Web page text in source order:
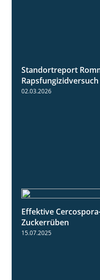
Standortreport
Rapsfungizidversuch
02.03.2026
Effektive
Zuckerrüben
15.07.2025